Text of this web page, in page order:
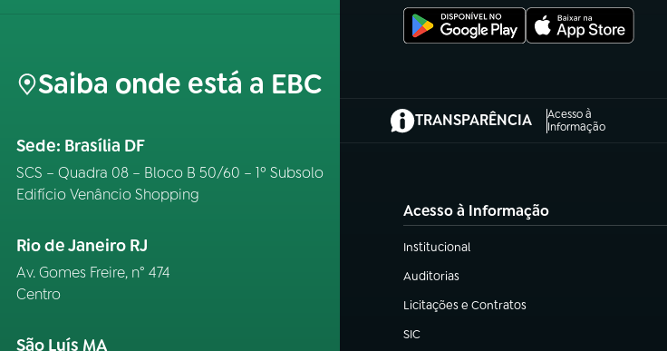
Saiba onde está a EBC
Sede: Brasília DF
SCS – Quadra 08 – Bloco B 50/60 – 1º Subsolo
Edifício Venâncio Shopping
Rio de Janeiro RJ
Av. Gomes Freire, n° 474
Centro
São Luís MA
TRANSPARÊNCIA
Acesso à
Informação
(abre em nova aba)
Acesso à Informação
Institucional
(abre em nova aba)
Auditorias
(abre em nova aba)
Licitações e Contratos
(abre em nova aba)
SIC
(abre em nova aba)